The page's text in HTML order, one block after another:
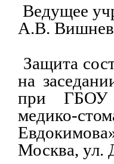
Ведущее
А.В.
Защита
на
при ГБОУ
медико-
Евдокимова
Москва, ул.